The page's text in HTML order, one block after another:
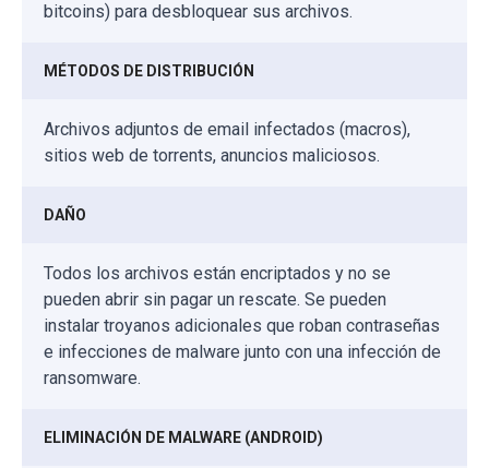
bitcoins) para desbloquear sus archivos.
MÉTODOS DE DISTRIBUCIÓN
Archivos adjuntos de email infectados (macros),
sitios web de torrents, anuncios maliciosos.
DAÑO
Todos los archivos están encriptados y no se
pueden abrir sin pagar un rescate. Se pueden
instalar troyanos adicionales que roban contraseñas
e infecciones de malware junto con una infección de
ransomware.
ELIMINACIÓN DE MALWARE (ANDROID)